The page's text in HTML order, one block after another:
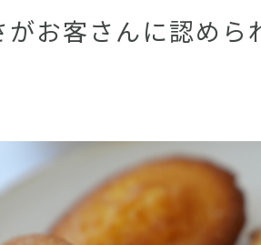
がお客さんに認めら